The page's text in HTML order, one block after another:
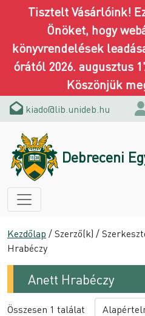
Tisztelt Vásárlóink!
Önöket, hogy
könyvrendelések
órától 2026. augusztus
Köszönjük
kiado@lib.unideb.hu
Debreceni
Kezdőlap / Szerző(k) /
Hrabéczy
Anett Hrabéczy
Összesen 1 találat